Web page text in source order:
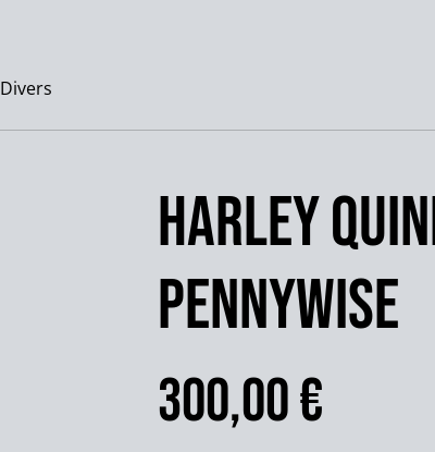
Divers
Harley
Pennywise
300,00 €